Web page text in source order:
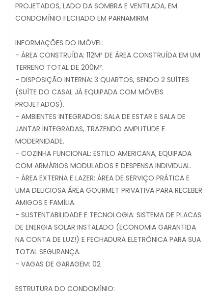
PROJETADOS, LADO DA SOMBRA E VENTILADA, EM
CONDOMÍNIO FECHADO EM PARNAMIRIM.
INFORMAÇÕES DO IMÓVEL:
- ÁREA CONSTRUÍDA: 112M² DE ÁREA CONSTRUÍDA EM UM
TERRENO TOTAL DE 200M².
- DISPOSIÇÃO INTERNA: 3 QUARTOS, SENDO 2 SUÍTES
(SUÍTE DO CASAL JÁ EQUIPADA COM MÓVEIS
PROJETADOS).
- AMBIENTES INTEGRADOS: SALA DE ESTAR E SALA DE
JANTAR INTEGRADAS, TRAZENDO AMPLITUDE E
MODERNIDADE.
- COZINHA FUNCIONAL: ESTILO AMERICANA, EQUIPADA
COM ARMÁRIOS MODULADOS E DESPENSA INDIVIDUAL.
- ÁREA EXTERNA E LAZER: ÁREA DE SERVIÇO PRÁTICA E
UMA DELICIOSA ÁREA GOURMET PRIVATIVA PARA RECEBER
AMIGOS E FAMÍLIA.
- SUSTENTABILIDADE E TECNOLOGIA: SISTEMA DE PLACAS
DE ENERGIA SOLAR INSTALADO (ECONOMIA GARANTIDA
NA CONTA DE LUZ!) E FECHADURA ELETRÔNICA PARA SUA
TOTAL SEGURANÇA.
- VAGAS DE GARAGEM: 02
ESTRUTURA DO CONDOMÍNIO: